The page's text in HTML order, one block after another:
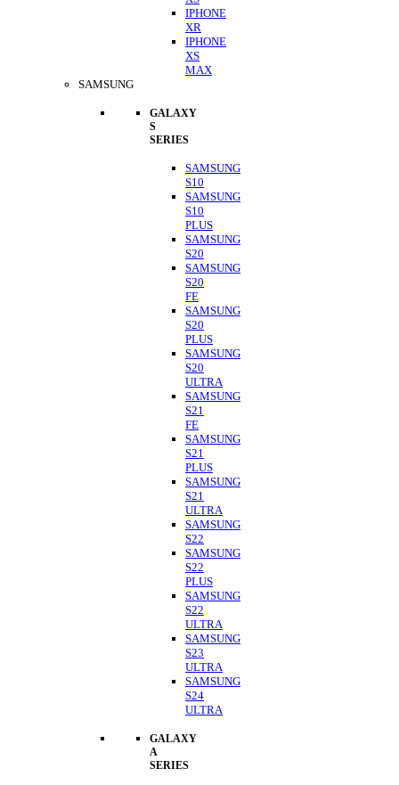
IPHONE
XR
IPHONE
XS
MAX
SAMSUNG
GALAXY
S
SERIES
SAMSUNG
S10
SAMSUNG
S10
PLUS
SAMSUNG
S20
SAMSUNG
S20
FE
SAMSUNG
S20
PLUS
SAMSUNG
S20
ULTRA
SAMSUNG
S21
FE
SAMSUNG
S21
PLUS
SAMSUNG
S21
ULTRA
SAMSUNG
S22
SAMSUNG
S22
PLUS
SAMSUNG
S22
ULTRA
SAMSUNG
S23
ULTRA
SAMSUNG
S24
ULTRA
GALAXY
A
SERIES